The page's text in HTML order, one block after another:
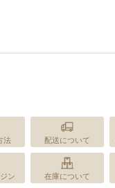
法 配送について
ン 在庫について